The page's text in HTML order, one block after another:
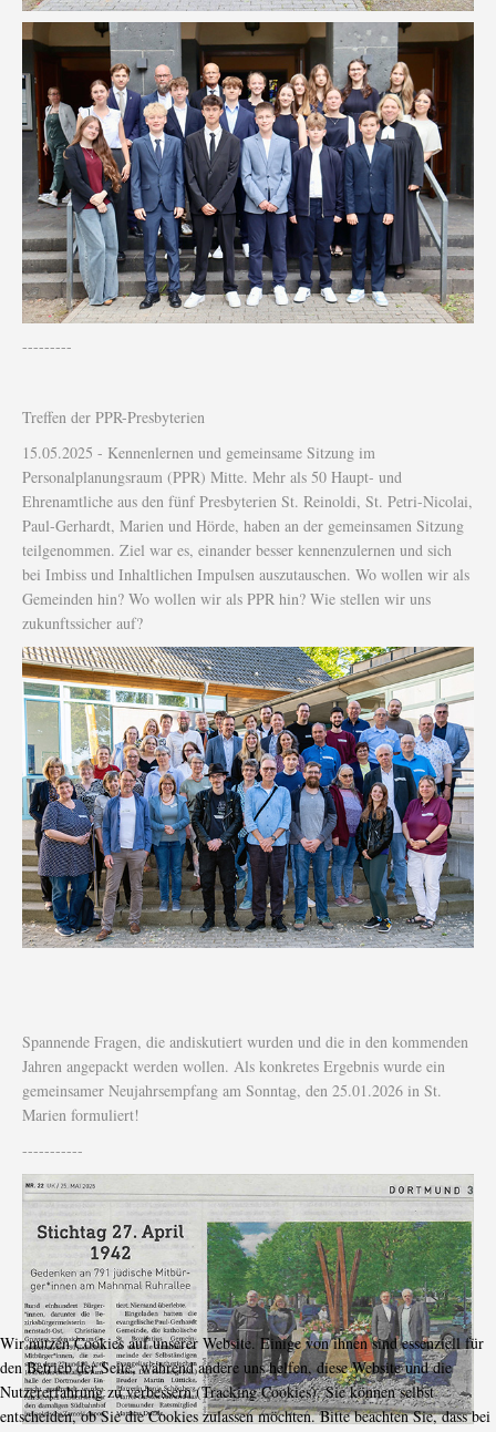
---------
Treffen der PPR-Presbyterien
15.05.2025 - Kennenlernen und gemeinsame Sitzung im
Personalplanungsraum (PPR) Mitte. Mehr als 50 Haupt- und
Ehrenamtliche aus den fünf Presbyterien St. Reinoldi, St. Petri-Nicolai,
Paul-Gerhardt, Marien und Hörde, haben an der gemeinsamen Sitzung
teilgenommen. Ziel war es, einander besser kennenzulernen und sich
bei Imbiss und Inhaltlichen Impulsen auszutauschen. Wo wollen wir als
Gemeinden hin? Wo wollen wir als PPR hin? Wie stellen wir uns
zukunftssicher auf?
Spannende Fragen, die andiskutiert wurden und die in den kommenden
Jahren angepackt werden wollen. Als konkretes Ergebnis wurde ein
gemeinsamer Neujahrsempfang am Sonntag, den 25.01.2026 in St.
Marien formuliert!
-----------
Wir nutzen Cookies auf unserer Website. Einige von ihnen sind essenziell für
den Betrieb der Seite, während andere uns helfen, diese Website und die
Nutzererfahrung zu verbessern (Tracking Cookies). Sie können selbst
entscheiden, ob Sie die Cookies zulassen möchten. Bitte beachten Sie, dass bei